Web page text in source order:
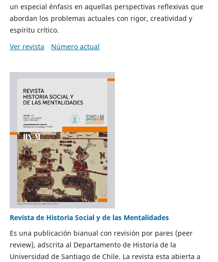
un especial énfasis en aquellas perspectivas reflexivas que
abordan los problemas actuales con rigor, creatividad y
espíritu crítico.
Ver revista
Número actual
Revista de Historia Social y de las Mentalidades
Es una publicación bianual con revisión por pares (peer
review), adscrita al Departamento de Historia de la
Universidad de Santiago de Chile. La revista esta abierta a